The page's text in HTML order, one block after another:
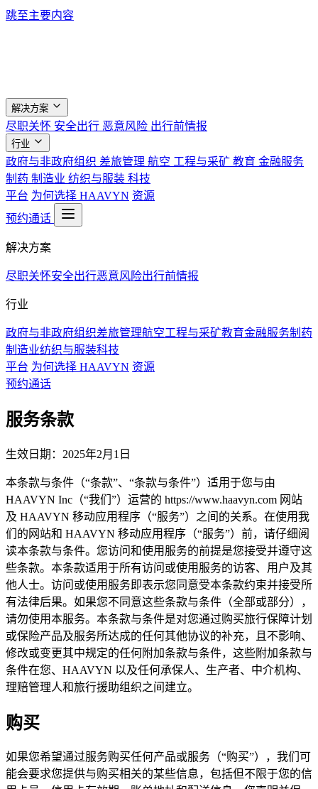
跳至主要内容
解决方案
尽职关怀 安全出行 恶意风险 出行前情报
行业
政府与非政府组织 差旅管理 航空 工程与采矿 教育 金融服务
制药 制造业 纺织与服装 科技
平台 为何选择 HAAVYN 资源
预约通话
解决方案
尽职关怀安全出行恶意风险出行前情报
行业
政府与非政府组织差旅管理航空工程与采矿教育金融服务制药
制造业纺织与服装科技
平台 为何选择 HAAVYN 资源
预约通话
服务条款
生效日期：2025年2月1日
本条款与条件（“条款”、“条款与条件”）适用于您与由
HAAVYN Inc（“我们”）运营的 https://www.haavyn.com 网站
及 HAAVYN 移动应用程序（“服务”）之间的关系。在使用我
们的网站和 HAAVYN 移动应用程序（“服务”）前，请仔细阅
读本条款与条件。您访问和使用服务的前提是您接受并遵守这
些条款。本条款适用于所有访问或使用服务的访客、用户及其
他人士。访问或使用服务即表示您同意受本条款约束并接受所
有法律后果。如果您不同意这些条款与条件（全部或部分），
请勿使用本服务。本条款与条件是对您通过购买旅行保障计划
或保险产品及服务所达成的任何其他协议的补充，且不影响、
修改或变更其中规定的任何附加条款与条件，这些附加条款与
条件在您、HAAVYN 以及任何承保人、生产者、中介机构、
理赔管理人和旅行援助组织之间建立。
购买
如果您希望通过服务购买任何产品或服务（“购买”），我们可
能会要求您提供与购买相关的某些信息，包括但不限于您的信